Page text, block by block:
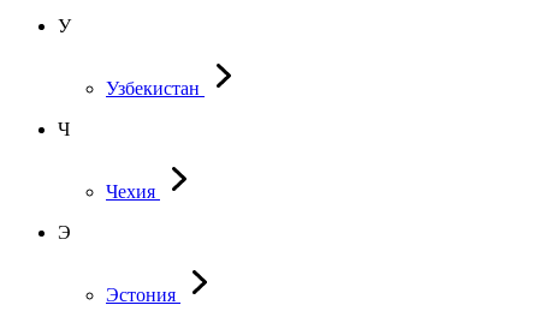
У
Узбекистан
Ч
Чехия
Э
Эстония